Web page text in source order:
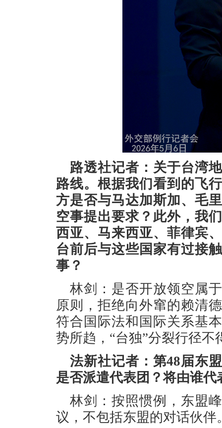
路透社记者：关于台湾
路线。根据我们看到的飞
方是否与马达加斯加、毛
空事提出要求？此外，我
西亚、马来西亚、菲律宾
台前后与这些国家有过接
事？
林剑：是否开放领空属
原则，拒绝向外窜的赖清
符合国际法和国际关系基
势所趋，“台独”分裂行径不
法新社记者：第48届东
是否派遣代表团？将由谁代
林剑：按照惯例，东盟
议，不包括东盟的对话伙伴